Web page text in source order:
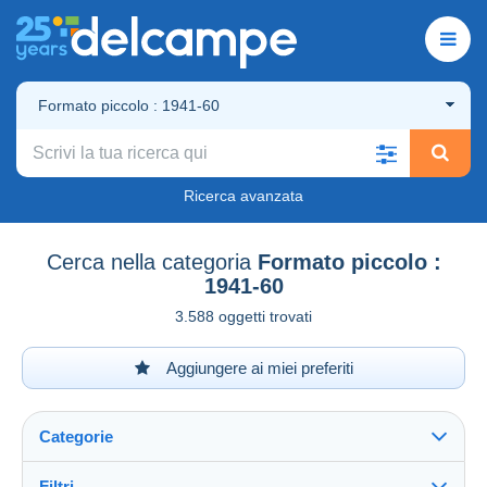
Formato piccolo : 1941-60
Ricerca avanzata
Cerca nella categoria Formato piccolo :
1941-60
3.588 oggetti trovati
Aggiungere ai miei preferiti
Categorie